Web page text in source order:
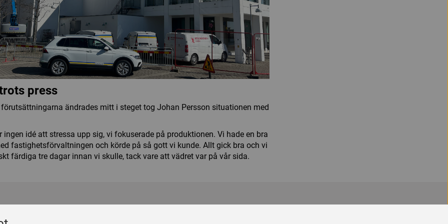
press
ändrades mitt i steget tog Johan Persson situationen med
ingen idé att stressa upp sig, vi fokuserade på produktionen. Vi hade en bra
fastighetsförvaltningen och körde på så gott vi kunde. Allt gick bra och vi
färdiga tre dagar innan vi skulle, tack vare att vädret var på vår sida.